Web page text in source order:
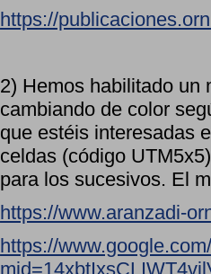
https://
2) Hemos habilitado un
cambiando de color
que estéis interesadas
celdas (código
para los sucesivos. El
https://www.aranzadi-
https://